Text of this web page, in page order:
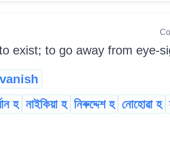
exist; to go away from eye-
vanish
হ নাইকিয়া হ নিৰুদ্দেশ হ নোহোৱা হ